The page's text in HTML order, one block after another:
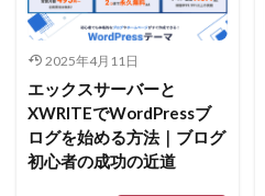
2025年4月11日
エックスサーバーと
XWRITEでWordPressブ
ログを始める方法｜ブログ
初心者の成功の近道